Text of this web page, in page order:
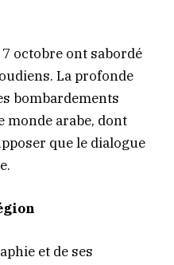
octobre ont sabordé
La profonde
bombardements
monde arabe, dont
que le dialogue
et de ses